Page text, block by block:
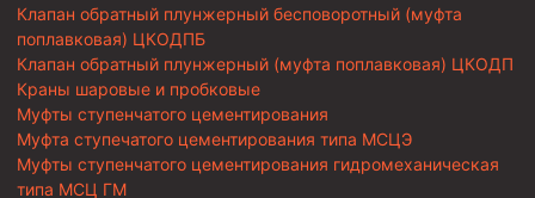
Клапан обратный плунжерный бесповоротный (муфта
поплавковая) ЦКОДПБ
Клапан обратный плунжерный (муфта поплавковая) ЦКОДП
Краны шаровые и пробковые
Муфты ступенчатого цементирования
Муфта ступечатого цементирования типа МСЦЭ
Муфты ступенчатого цементирования гидромеханическая
типа МСЦ ГМ